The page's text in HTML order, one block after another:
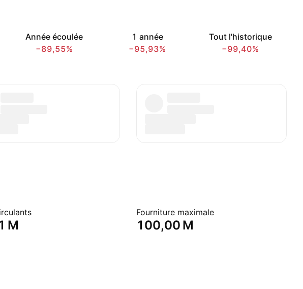
Année écoulée
−89,55%
1 année
−95,93%
Tout l'historique
−99,40%
M‬
Fourniture maximale
‪100,00 M‬